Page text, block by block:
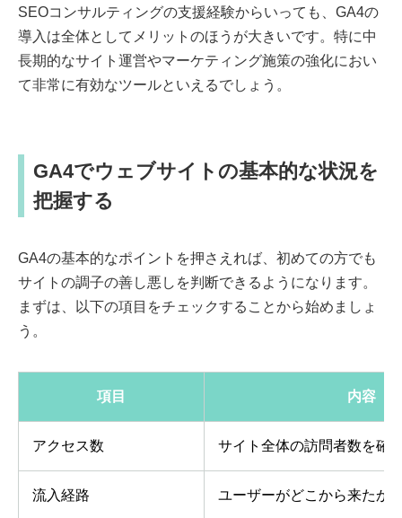
SEOコンサルティングの支援経験からいっても、GA4の
導入は全体としてメリットのほうが大きいです。特に中
長期的なサイト運営やマーケティング施策の強化におい
て非常に有効なツールといえるでしょう。
GA4でウェブサイトの基本的な状況を
把握する
GA4の基本的なポイントを押さえれば、初めての方でも
サイトの調子の善し悪しを判断できるようになります。
まずは、以下の項目をチェックすることから始めましょ
う。
項目 内容
アクセス数 サイト全体の訪問者数を確
流入経路 ユーザーがどこから来たか